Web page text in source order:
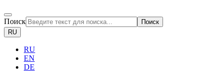
Поиск
Поиск
RU
RU
EN
DE